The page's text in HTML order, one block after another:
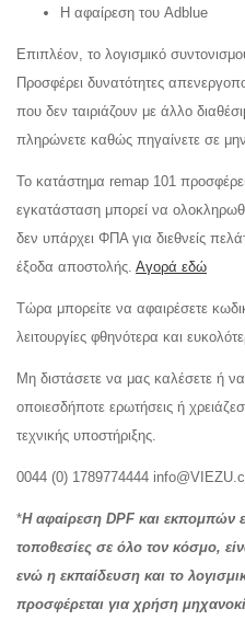
Η αφαίρεση του Adblue
Επιπλέον, το λογισμικό
Προσφέρει δυνατότητες
που δεν ταιριάζουν με άλλο
πληρώνετε καθώς πηγαίνετε σε
Το κατάστημα remap 101
εγκατάσταση μπορεί να
δεν υπάρχει ΦΠΑ για διεθνείς
έξοδα αποστολής. Αγορά εδώ
Τώρα μπορείτε να αφαιρέσετε
λειτουργίες φθηνότερα και
Μη διστάσετε να μας καλέσετε ή
οποιεσδήποτε ερωτήσεις ή
τεχνικής υποστήριξης.
0044 (0) 1789774444
*Η αφαίρεση DPF και εκπομπών
τοποθεσίες σε όλο τον κόσμο,
ενώ η εκπαίδευση και το
προσφέρεται για χρήση